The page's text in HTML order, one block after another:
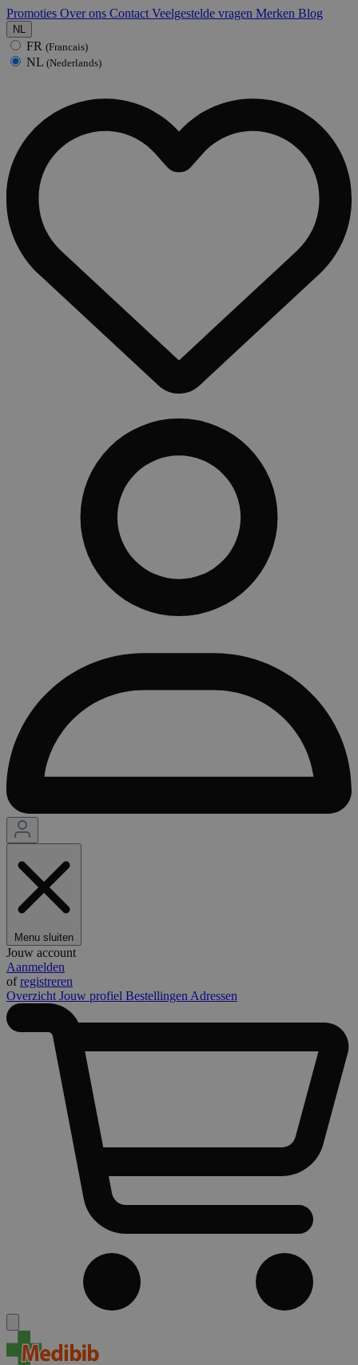
Promoties Over ons Contact Veelgestelde vragen Merken Blog
NL
FR (Francais)
NL (Nederlands)
Menu sluiten
Jouw account
Aanmelden
ofregistreren
Overzicht Jouw profiel Bestellingen Adressen